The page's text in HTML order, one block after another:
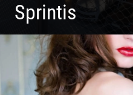
Sprintis
Wer will nicht dort arbeiten?